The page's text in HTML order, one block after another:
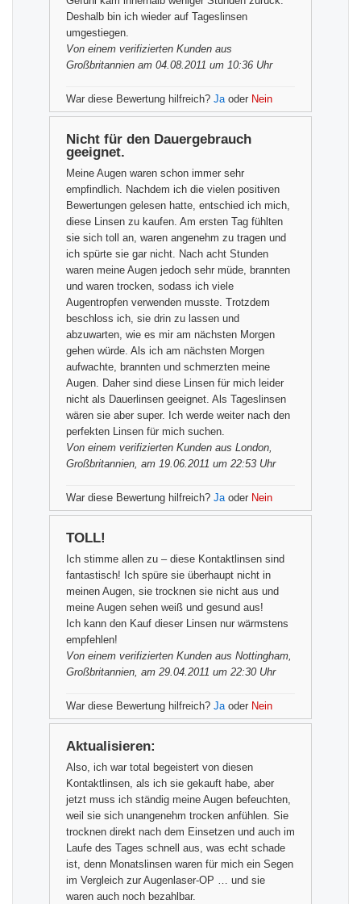
Deshalb bin ich wieder auf Tageslinsen
umgestiegen.
Von einem verifizierten Kunden aus
Großbritannien am 04.08.2011 um 10:36 Uhr
War diese Bewertung hilfreich? Jaoder Nein
Nicht für den Dauergebrauch
geeignet.
Meine Augen waren schon immer sehr
empfindlich. Nachdem ich die vielen positiven
Bewertungen gelesen hatte, entschied ich mich,
diese Linsen zu kaufen. Am ersten Tag fühlten
sie sich toll an, waren angenehm zu tragen und
ich spürte sie gar nicht. Nach acht Stunden
waren meine Augen jedoch sehr müde, brannten
und waren trocken, sodass ich viele
Augentropfen verwenden musste. Trotzdem
beschloss ich, sie drin zu lassen und
abzuwarten, wie es mir am nächsten Morgen
gehen würde. Als ich am nächsten Morgen
aufwachte, brannten und schmerzten meine
Augen. Daher sind diese Linsen für mich leider
nicht als Dauerlinsen geeignet. Als Tageslinsen
wären sie aber super. Ich werde weiter nach den
perfekten Linsen für mich suchen.
Von einem verifizierten Kunden aus London,
Großbritannien, am 19.06.2011 um 22:53 Uhr
War diese Bewertung hilfreich? Jaoder Nein
TOLL!
Ich stimme allen zu – diese Kontaktlinsen sind
fantastisch! Ich spüre sie überhaupt nicht in
meinen Augen, sie trocknen sie nicht aus und
meine Augen sehen weiß und gesund aus!
Ich kann den Kauf dieser Linsen nur wärmstens
empfehlen!
Von einem verifizierten Kunden aus Nottingham,
Großbritannien, am 29.04.2011 um 22:30 Uhr
War diese Bewertung hilfreich? Jaoder Nein
Aktualisieren:
Also, ich war total begeistert von diesen
Kontaktlinsen, als ich sie gekauft habe, aber
jetzt muss ich ständig meine Augen befeuchten,
weil sie sich unangenehm trocken anfühlen. Sie
trocknen direkt nach dem Einsetzen und auch im
Laufe des Tages schnell aus, was echt schade
ist, denn Monatslinsen waren für mich ein Segen
im Vergleich zur Augenlaser-OP … und sie
waren auch noch bezahlbar.